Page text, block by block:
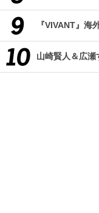
『VIVANT』海
山崎賢人＆広